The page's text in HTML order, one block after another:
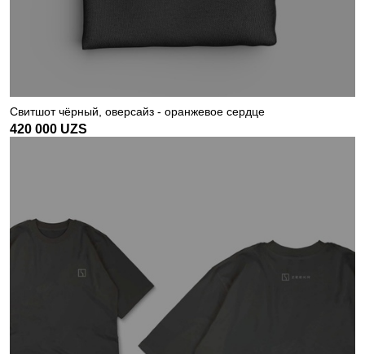
Свитшот чёрный, оверсайз - оранжевое сердце
420 000 UZS